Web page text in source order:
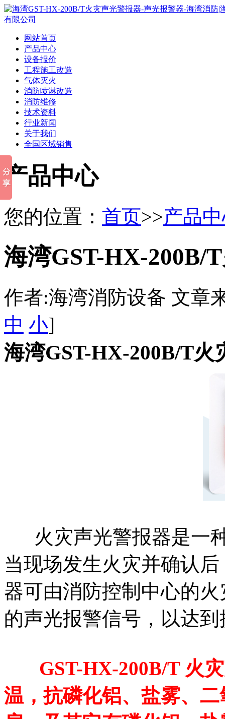
网站首页
产品中心
设备报价
工程施工改造
气体灭火
消防喷淋改造
消防维修
技术资料
行业新闻
关于我们
全国区域销售
产品中心
您的位置： 首页>>产品
海湾GST-HX-200B/
作者:海湾消防设备 文章
中 小]
海湾GST-HX-200B/T火
火灾声光警报器是一
当现场发生火灾并确认
器可由消防控制中心的
的声光报警信号，以达
GST-HX-200B/T 火
温，抗磷化铝、盐雾、